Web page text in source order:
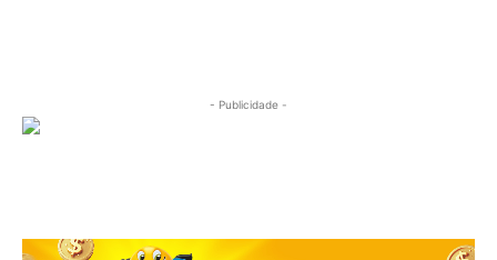
- Publicidade -